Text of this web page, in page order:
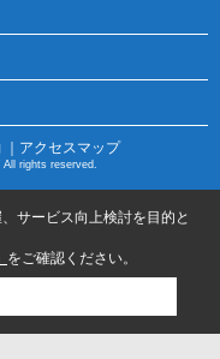
｜アクセスマップ
rights reserved.
サービス向上検討を目的と
をご確認ください。